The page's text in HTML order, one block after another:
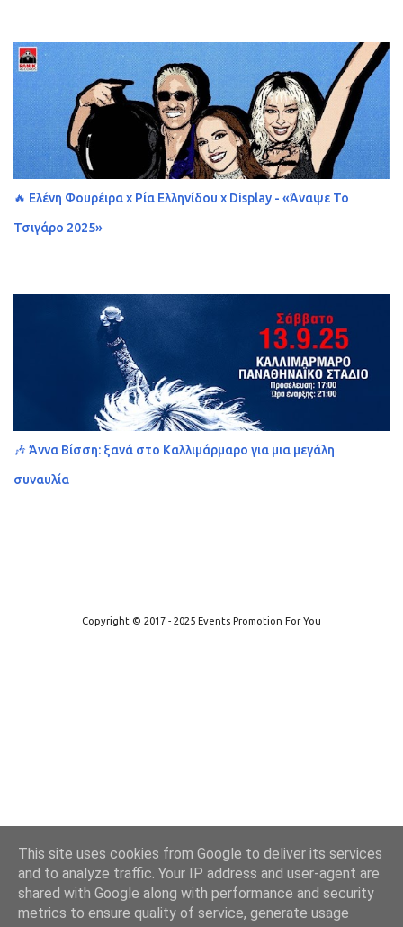
🔥 Ελένη Φουρέιρα x Ρία Ελληνίδου x Display - «Άναψε Το
Τσιγάρο 2025»
🎶 Άννα Βίσση: ξανά στο Καλλιμάρμαρο για μια μεγάλη
συναυλία
Copyright © 2017 - 2025 Events Promotion For You
This site uses cookies from Google to deliver its services
and to analyze traffic. Your IP address and user-agent are
shared with Google along with performance and security
metrics to ensure quality of service, generate usage